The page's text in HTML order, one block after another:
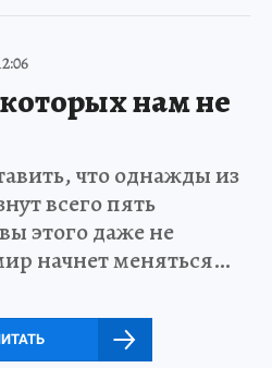
нам не
что однажды из
всего пять
этого даже не
начнет меняться…